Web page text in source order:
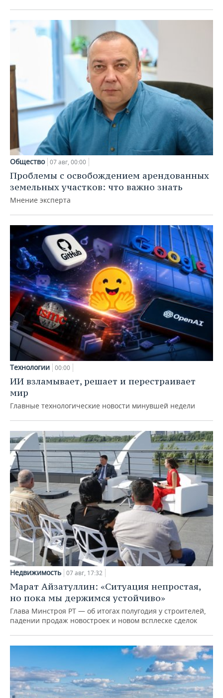
Общество 07 авг, 00:00
Проблемы с освобождением арендованных
земельных участков: что важно знать
Мнение эксперта
Технологии 00:00
ИИ взламывает, решает и перестраивает
мир
Главные технологические новости минувшей недели
Недвижимость 07 авг, 17:32
Марат Айзатуллин: «Ситуация непростая,
но пока мы держимся устойчиво»
Глава Минстроя РТ — об итогах полугодия у строителей,
падении продаж новостроек и новом всплеске сделок